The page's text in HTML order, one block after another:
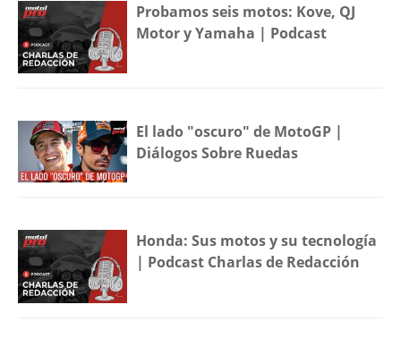
Probamos seis motos: Kove, QJ
Motor y Yamaha | Podcast
El lado "oscuro" de MotoGP |
Diálogos Sobre Ruedas
Honda: Sus motos y su tecnología
| Podcast Charlas de Redacción